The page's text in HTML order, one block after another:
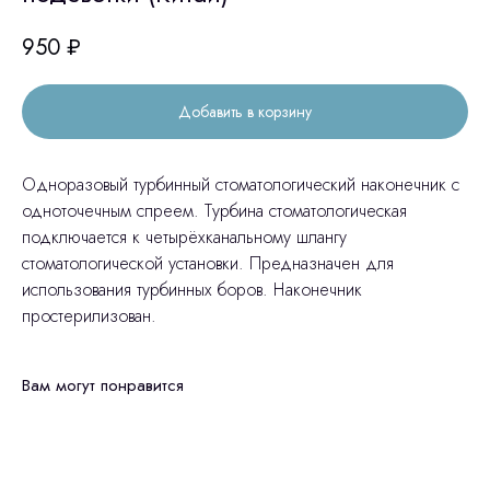
950 ₽
Добавить в корзину
Одноразовый турбинный стоматологический наконечник с
одноточечным спреем. Турбина стоматологическая
подключается к четырёхканальному шлангу
стоматологической установки. Предназначен для
использования турбинных боров. Наконечник
простерилизован.
Вам могут понравится